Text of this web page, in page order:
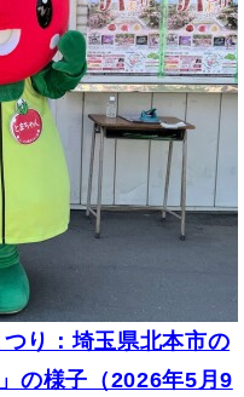
つり：埼玉県北本市の
の様子（2026年5月9